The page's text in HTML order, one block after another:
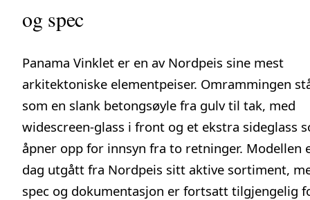
og spec
Panama Vinklet er en av Nordpeis sine mest
arkitektoniske elementpeiser. Omrammingen
som en slank betongsøyle fra gulv til tak, med
widescreen-glass i front og et ekstra sideglass
åpner opp for innsyn fra to retninger. Modellen
dag utgått fra Nordpeis sitt aktive sortiment,
spec og dokumentasjon er fortsatt tilgjengelig